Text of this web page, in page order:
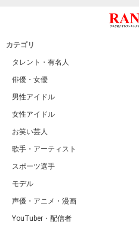
カテゴリ
タレント・有名人
俳優・女優
男性アイドル
女性アイドル
お笑い芸人
歌手・アーティスト
スポーツ選手
モデル
声優・アニメ・漫画
YouTuber・配信者